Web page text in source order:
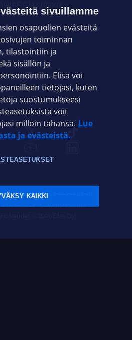
OHJEET JA VINKIT
OMAYHTEISÖ
VIANSELVITYS
ELISA.FI
Tietosuoja Evästeasetukset
Saavutettavuus
sivuillamme
osapuolien evästeitä
toiminnan
tilastointiin ja
sisällön ja
Elisa voi
tietojasi, kuten
suostumukseesi
voit
milloin tahansa. Lue
ja evästeistä.
KAIKKI